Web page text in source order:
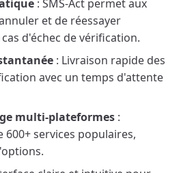
: SMS-Act permet aux
et de réessayer
d'échec de vérification.
: Livraison rapide des
avec un temps d'attente
multi-plateformes :
600+ services populaires,